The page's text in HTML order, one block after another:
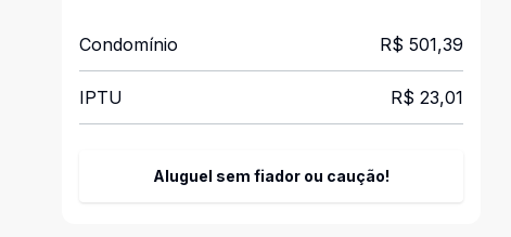
Condomínio R$ 501,39
IPTU R$ 23,01
Aluguel sem fiador ou caução!